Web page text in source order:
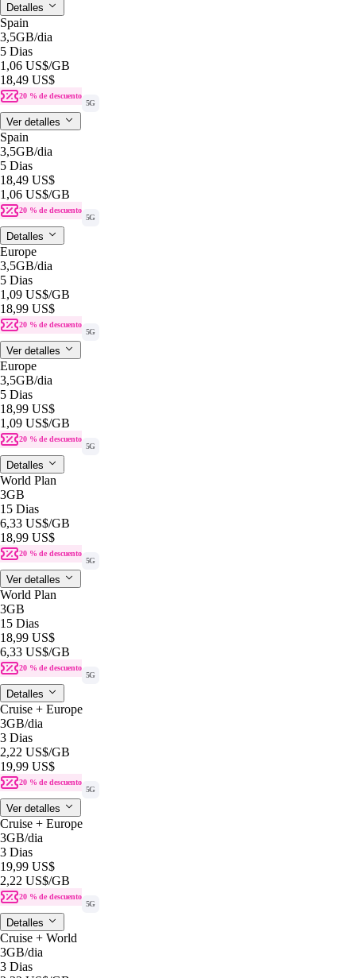
Detalles
Spain
3,5GB/dia
5 Dias
1,06 US$/GB
18,49 US$
20 % de descuento
5G
Ver detalles
Spain
3,5GB/dia
5 Dias
18,49 US$
1,06 US$/GB
20 % de descuento
5G
Detalles
Europe
3,5GB/dia
5 Dias
1,09 US$/GB
18,99 US$
20 % de descuento
5G
Ver detalles
Europe
3,5GB/dia
5 Dias
18,99 US$
1,09 US$/GB
20 % de descuento
5G
Detalles
World Plan
3GB
15 Dias
6,33 US$/GB
18,99 US$
20 % de descuento
5G
Ver detalles
World Plan
3GB
15 Dias
18,99 US$
6,33 US$/GB
20 % de descuento
5G
Detalles
Cruise + Europe
3GB/dia
3 Dias
2,22 US$/GB
19,99 US$
20 % de descuento
5G
Ver detalles
Cruise + Europe
3GB/dia
3 Dias
19,99 US$
2,22 US$/GB
20 % de descuento
5G
Detalles
Cruise + World
3GB/dia
3 Dias